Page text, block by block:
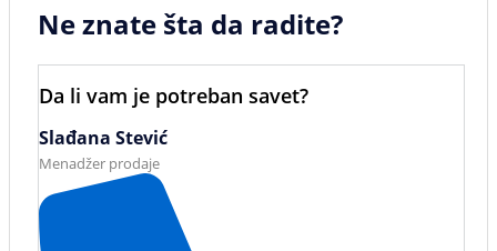
Ne znate šta da radite?
Da li vam je potreban savet?
Slađana Stević
Menadžer prodaje